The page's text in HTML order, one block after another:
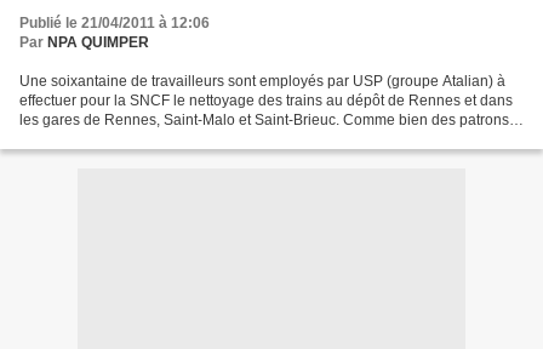
Publié le 21/04/2011 à 12:06
Par NPA QUIMPER
Une soixantaine de travailleurs sont employés par USP (groupe Atalian) à
effectuer pour la SNCF le nettoyage des trains au dépôt de Rennes et dans
les gares de Rennes, Saint-Malo et Saint-Brieuc. Comme bien des patrons